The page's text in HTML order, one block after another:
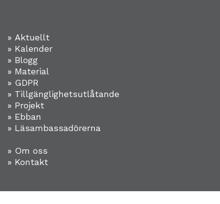
» Aktuellt
» Kalender
» Blogg
» Material
» GDPR
» Tillgänglighetsutlåtande
» Projekt
» Ebban
» Läsambassadörerna
» Om oss
» Kontakt